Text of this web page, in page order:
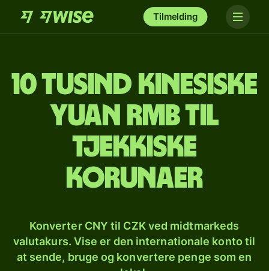
Tilmelding
10 tusind kinesiske
yuan rmb til
tjekkiske
korunaer
Konverter CNY til CZK ved midtmarkeds
valutakurs. Vise er den internationale konto til
at sende, bruge og konvertere penge som en